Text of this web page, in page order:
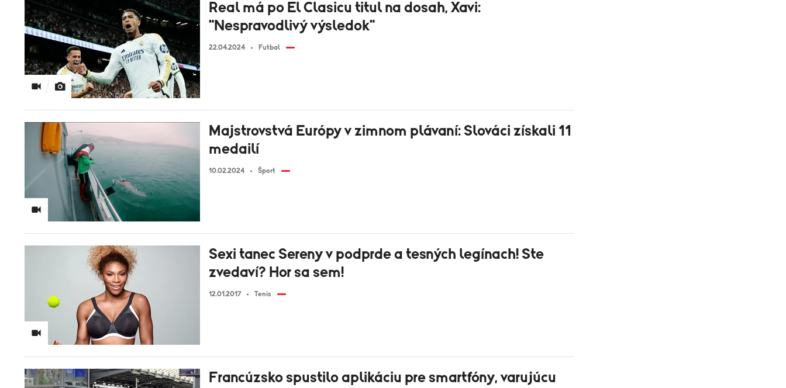
Real má po El Clasicu titul na dosah, Xavi:
"Nespravodlivý výsledok"
22.04.2024 Futbal
Majstrovstvá Európy v zimnom plávaní: Slováci získali 11
medailí
10.02.2024 Šport
Sexi tanec Sereny v podprde a tesných legínach! Ste
zvedaví? Hor sa sem!
12.01.2017 Tenis
Francúzsko spustilo aplikáciu pre smartfóny, varujúcu